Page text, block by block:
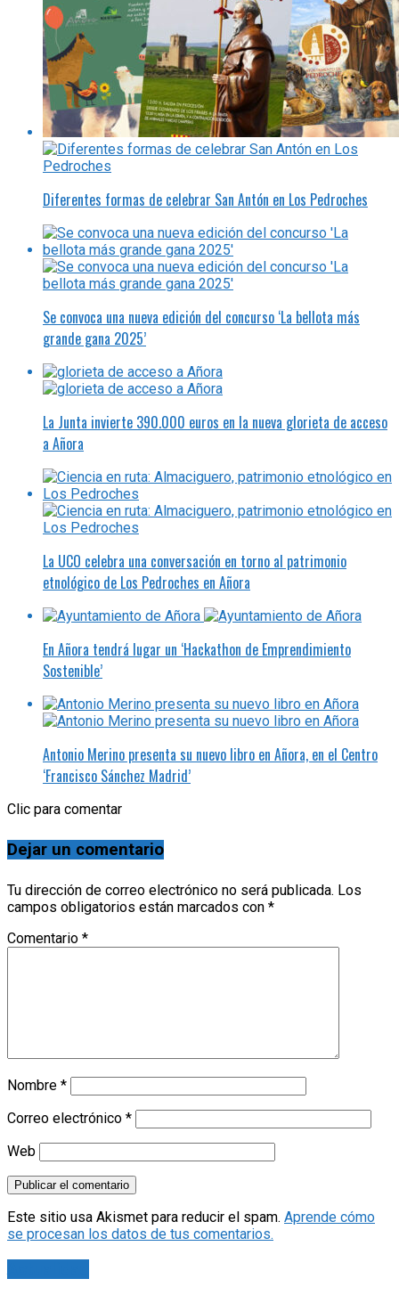
Diferentes formas de celebrar San Antón en Los Pedroches
Se convoca una nueva edición del concurso ‘La bellota más
grande gana 2025’
La Junta invierte 390.000 euros en la nueva glorieta de acceso
a Añora
La UCO celebra una conversación en torno al patrimonio
etnológico de Los Pedroches en Añora
En Añora tendrá lugar un ‘Hackathon de Emprendimiento
Sostenible’
Antonio Merino presenta su nuevo libro en Añora, en el Centro
‘Francisco Sánchez Madrid’
Clic para comentar
Dejar un comentario
Tu dirección de correo electrónico no será publicada. Los
campos obligatorios están marcados con *
Comentario *
Nombre *
Correo electrónico *
Web
Este sitio usa Akismet para reducir el spam. Aprende cómo
se procesan los datos de tus comentarios.